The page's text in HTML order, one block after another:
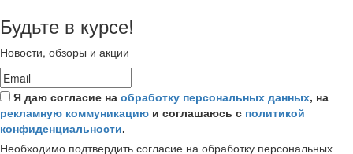
Будьте в курсе!
Новости, обзоры и акции
Я даю согласие на обработку персональных данных, на
рекламную коммуникацию и соглашаюсь с политикой
конфиденциальности.
Необходимо подтвердить согласие на обработку персональных